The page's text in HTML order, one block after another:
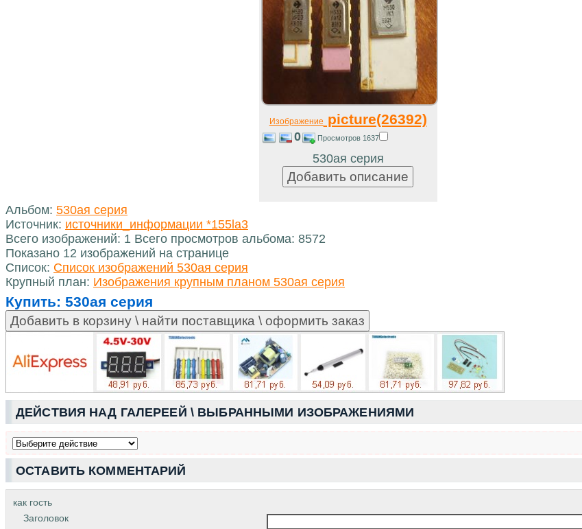
Изображение picture(26392)
0 Просмотров 1637
530ая серия
Альбом: 530ая серия
Источник: источники_информации *155la3
Всего изображений: 1 Всего просмотров альбома: 8572
Показано 12 изображений на странице
Список: Список изображений 530ая серия
Крупный план: Изображения крупным планом 530ая серия
Купить: 530ая серия
ДЕЙСТВИЯ НАД ГАЛЕРЕЕЙ \ ВЫБРАННЫМИ ИЗОБРАЖЕНИЯМИ
ОСТАВИТЬ КОММЕНТАРИЙ
как гость
Заголовок